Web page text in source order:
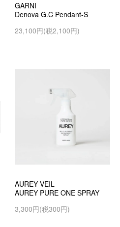
GARNI
Denova G.C Pendant-S
23,100円(税2,100円)
AUREY VEIL
AUREY PURE ONE SPRAY
3,300円(税300円)